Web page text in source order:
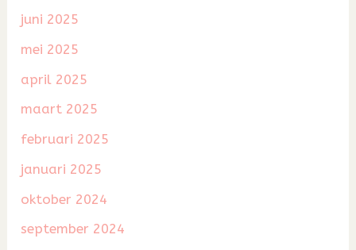
juni 2025
mei 2025
april 2025
maart 2025
februari 2025
januari 2025
oktober 2024
september 2024